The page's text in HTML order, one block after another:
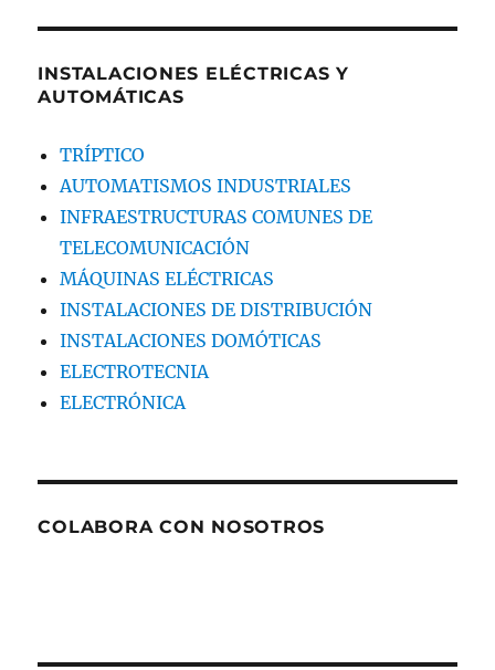
INSTALACIONES ELÉCTRICAS Y
AUTOMÁTICAS
TRÍPTICO
AUTOMATISMOS INDUSTRIALES
INFRAESTRUCTURAS COMUNES DE
TELECOMUNICACIÓN
MÁQUINAS ELÉCTRICAS
INSTALACIONES DE DISTRIBUCIÓN
INSTALACIONES DOMÓTICAS
ELECTROTECNIA
ELECTRÓNICA
COLABORA CON NOSOTROS